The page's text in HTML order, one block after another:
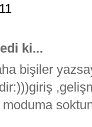
ki...
bişiler